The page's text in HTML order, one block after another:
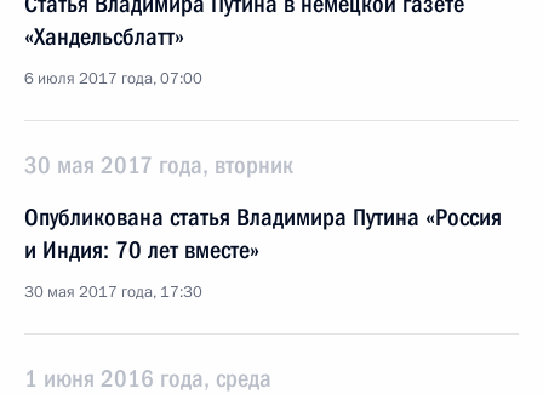
«Хандельсблатт»
6 июля 2017 года, 07:00
30 мая 2017 года, вторник
Опубликована статья Владимира Путина «Россия
и Индия: 70 лет вместе»
30 мая 2017 года, 17:30
1 июня 2016 года, среда